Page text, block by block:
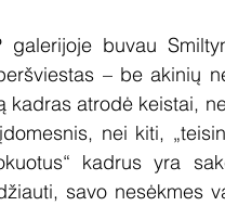
buvau
– be akinių
atrodė keistai,
nei kiti,
kadrus yra
savo nesėkmes